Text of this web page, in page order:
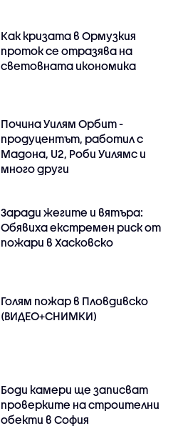
Как кризата в Ормузкия
проток се отразява на
световната икономика
Почина Уилям Орбит -
продуцентът, работил с
Мадона, U2, Роби Уилямс и
много други
Заради жегите и вятъра:
Обявиха екстремен риск от
пожари в Хасковско
Голям пожар в Пловдивско
(ВИДЕО+СНИМКИ)
Боди камери ще записват
проверките на строителни
обекти в София